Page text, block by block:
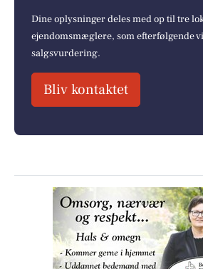
Dine oplysninger deles med op til tre
ejendomsmæglere, som efterfølgende
salgsvurdering.
Bliv kontaktet